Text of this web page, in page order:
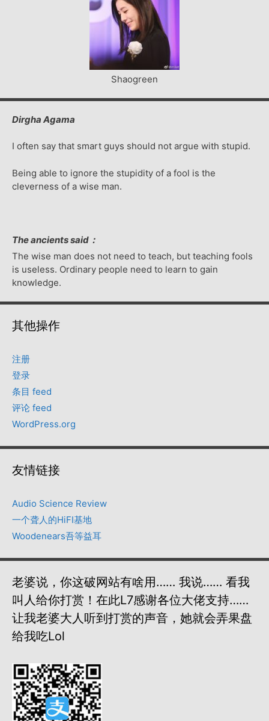
Shaogreen
Dirgha Agama
I often say that smart guys should not argue with stupid.
Being able to ignore the stupidity of a fool is the
cleverness of a wise man.
The ancients said：
The wise man does not need to teach, but teaching fools
is useless. Ordinary people need to learn to gain
knowledge.
其他操作
注册
登录
条目 feed
评论 feed
WordPress.org
友情链接
Audio Science Review
一个聋人的HiFI基地
Woodenears吾等益耳
老婆说，你这破网站有啥用…… 我说…… 看我
叫人给你打赏！在此L7感谢各位大佬支持……
让我老婆大人听到打赏的声音，她就会弄果盘
给我吃lol